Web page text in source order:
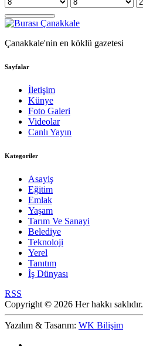
Çanakkale'nin en köklü gazetesi
Sayfalar
İletişim
Künye
Foto Galeri
Videolar
Canlı Yayın
Kategoriler
Asayiş
Eğitim
Emlak
Yaşam
Tarım Ve Sanayi
Belediye
Teknoloji
Yerel
Tanıtım
İş Dünyası
RSS
Copyright © 2026 Her hakkı saklıdır.
Yazılım & Tasarım: WK Bilişim